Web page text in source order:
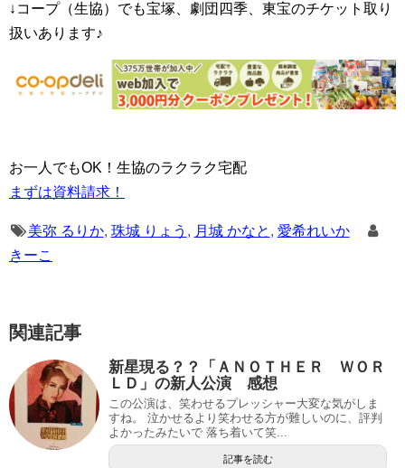
↓コープ（生協）でも宝塚、劇団四季、東宝のチケット取り
扱いあります♪
お一人でもOK！生協のラクラク宅配
まずは資料請求！
美弥 るりか, 珠城 りょう , 月城 かなと , 愛希れいか
きーこ
関連記事
新星現る？？「ＡＮＯＴＨＥＲ ＷＯＲ
ＬＤ」の新人公演 感想
この公演は、笑わせるプレッシャー大変な気がしま
すね。 泣かせるより笑わせる方が難しいのに、評判
よかったみたいで 落ち着いて笑...
記事を読む